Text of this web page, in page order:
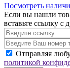
Посмотреть
Если вы нашли
вставьте ссылку с
Отправляя
политикой